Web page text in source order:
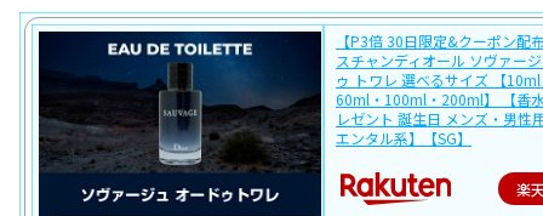
【P3倍 30日限定&クーポン配
スチャンディオール ソヴァー
ゥ トワレ 選べるサイズ 【
60ml・100ml・200ml】 【香
レゼント 誕生日 メンズ・男性
エンタル系】【SG】
楽